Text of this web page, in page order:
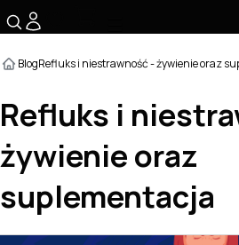
BlogRefluks i niestrawność - żywienie oraz
Refluks i
żywienie oraz
suplementacja